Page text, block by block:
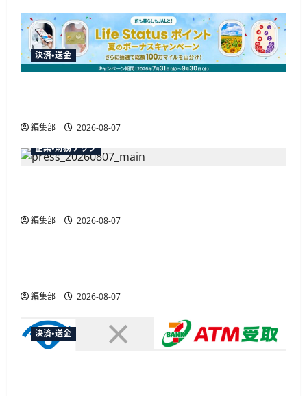
決済・送金
編集部
2026-08-07
企業・財務テック
編集部 2026-08-07
広告
編集部 2026-08-07
決済・送金